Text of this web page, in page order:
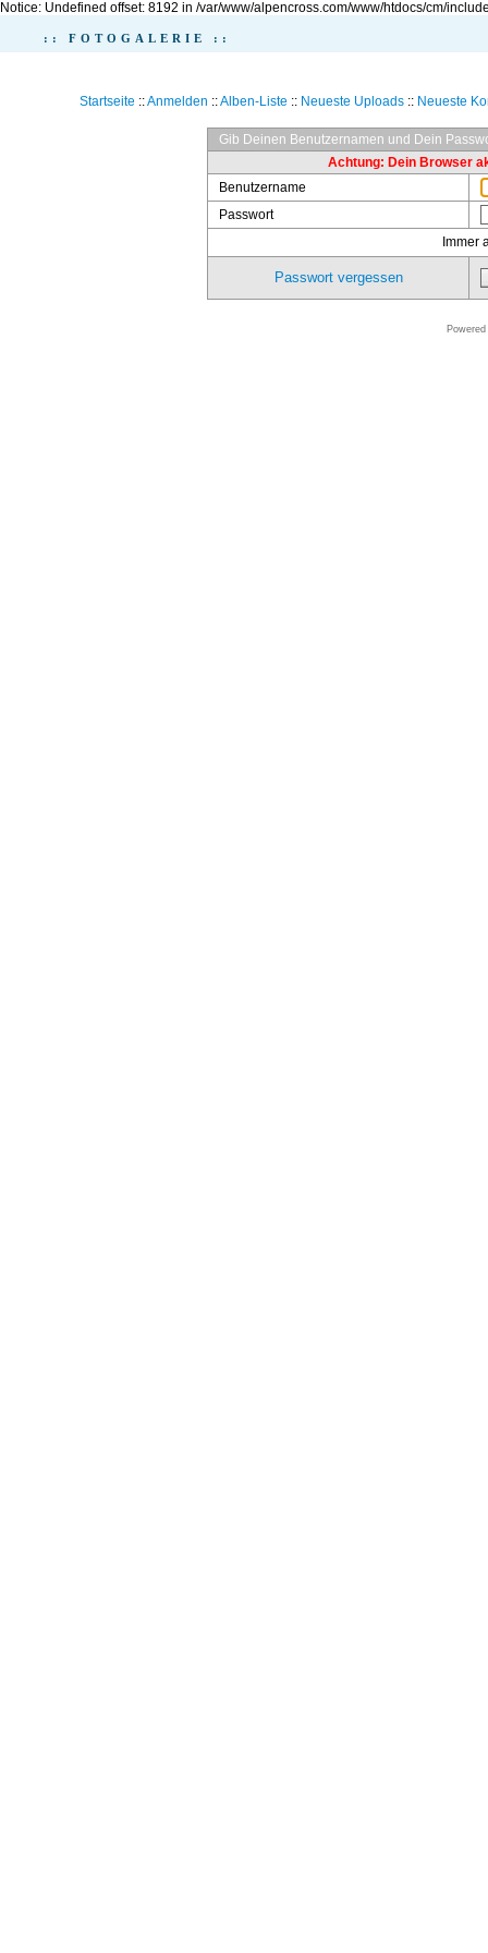
Notice: Undefined offset: 8192 in /var/www/alpencross.com/www/htdocs/cm/
:: FOTOGALERIE ::
Startseite ::Anmelden ::Alben-Liste :: Neueste Uploads:: Neueste
Gib Deinen Benutzernamen und Dein
Achtung: Dein Browser
Benutzername
Passwort
Immer
Passwort vergessen